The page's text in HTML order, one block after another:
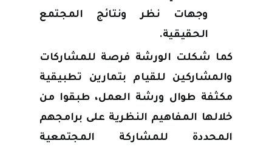
وجهات نظر ونتائج المجتمع
الحقيقية.
كما شكلت الورشة فرصة للمشاركات
والمشاركين للقيام بتمارين تطبيقية
مكثفة طوال ورشة العمل، طبقوا من
خلالها المفاهيم النظرية على برامجهم
المحددة للمشاركة المجتمعية